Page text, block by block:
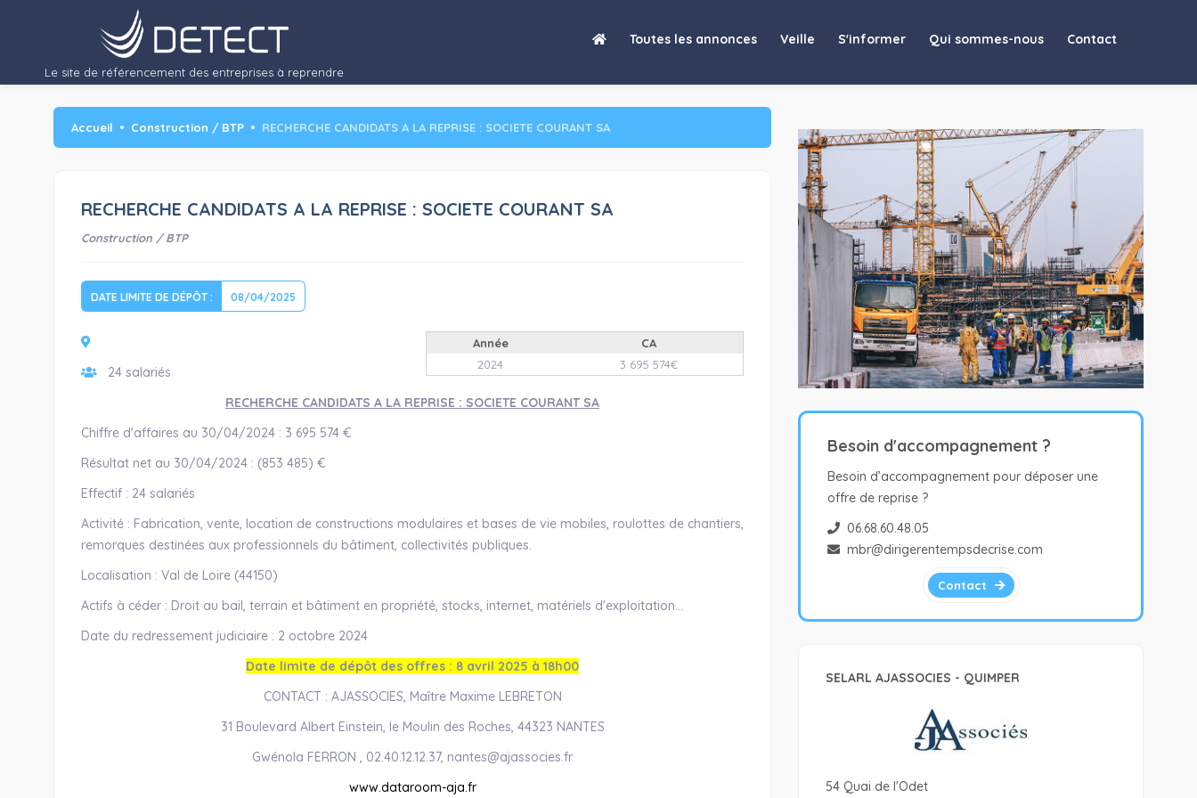
Chiffre d'affaires…"/>
Le site de référencement des entreprises à reprendre
Toutes les annonces Veille S'informer Qui sommes-nous Contact
Accueil Construction / BTP RECHERCHE CANDIDATS A LA REPRISE : SOCIETE COURANT SA
RECHERCHE CANDIDATS A LA REPRISE : SOCIETE COURANT SA
Construction / BTP
DATE LIMITE DE DÉPÔT : 08/04/2025
24 salariés
Année
CA
2024
3 695 574€
RECHERCHE CANDIDATS A LA REPRISE : SOCIETE COURANT SA
Chiffre d'affaires au 30/04/2024 : 3 695 574 €
Résultat net au 30/04/2024 : (853 485) €
Effectif : 24 salariés
Activité : Fabrication, vente, location de constructions modulaires et bases de vie mobiles, roulottes de chantiers,
remorques destinées aux professionnels du bâtiment, collectivités publiques.
Localisation : Val de Loire (44150)
Actifs à céder : Droit au bail, terrain et bâtiment en propriété, stocks, internet, matériels d'exploitation...
Date du redressement judiciaire : 2 octobre 2024
Date limite de dépôt des offres : 8 avril 2025 à 18h00
CONTACT : AJASSOCIES, Maître Maxime LEBRETON
31 Boulevard Albert Einstein, le Moulin des Roches, 44323 NANTES
Gwénola FERRON , 02.40.12.12.37, nantes@ajassocies.fr
www.dataroom-aja.fr
Besoin d'accompagnement ?
Besoin d’accompagnement pour déposer une
offre de reprise ?
06.68.60.48.05
mbr@dirigerentempsdecrise.com
Contact
SELARL AJASSOCIES - QUIMPER
54 Quai de l'Odet